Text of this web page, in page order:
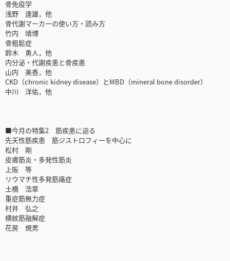
骨免疫学
浅野 達雄，他
骨代謝マーカーの使い方・読み方
竹内 靖博
骨粗鬆症
鈴木 勇人，他
内分泌・代謝疾患と骨疾患
山内 美香，他
CKD（chronic kidney disease）とMBD（mineral bone disorder）
中川 洋佑，他
■今月の特集2 筋疾患に迫る
先天性筋疾患 筋ジストロフィーを中心に
松村 剛
皮膚筋炎・多発性筋炎
上阪 等
リウマチ性多発筋痛症
土橋 浩章
重症筋無力症
村井 弘之
横紋筋融解症
花房 規男